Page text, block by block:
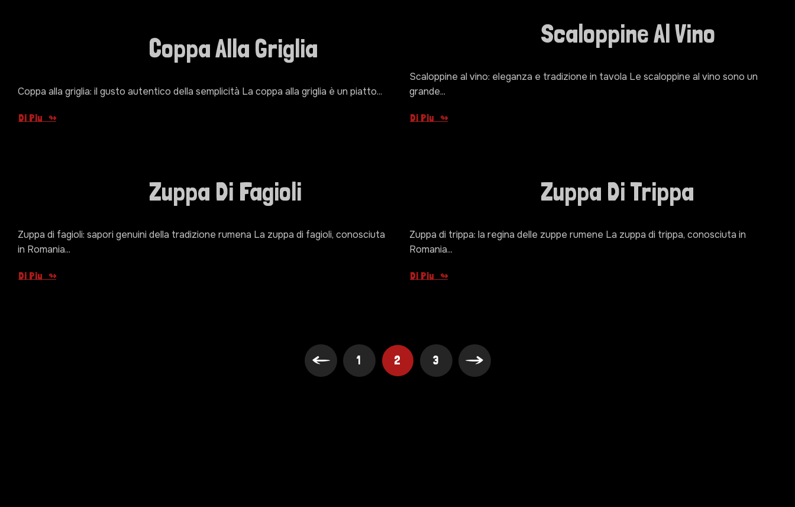
Scaloppine Al Vino
Scaloppine al vino: eleganza e tradizione in tavola Le scaloppine al vino sono un
grande...
Di Piu
Coppa Alla Griglia
Coppa alla griglia: il gusto autentico della semplicità La coppa alla griglia è un piatto...
Di Piu
Zuppa Di Fagioli
Zuppa di fagioli: sapori genuini della tradizione rumena La zuppa di fagioli, conosciuta
in Romania...
Di Piu
Zuppa Di Trippa
Zuppa di trippa: la regina delle zuppe rumene La zuppa di trippa, conosciuta in
Romania...
Di Piu
1 2 3